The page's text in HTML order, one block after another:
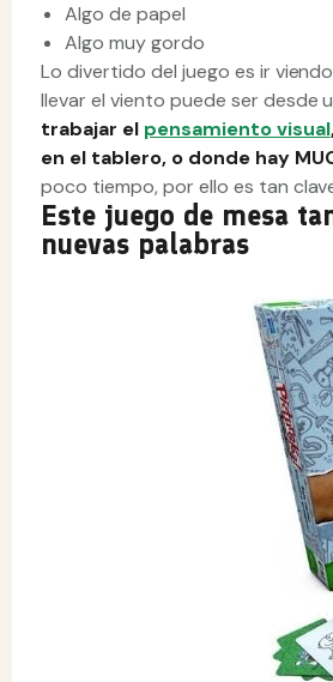
Algo de papel
Algo muy gordo
Lo divertido del juego es ir
llevar el viento puede ser desde
trabajar el pensamiento visual
en el tablero, o donde hay
poco tiempo, por ello es tan
Este juego de mesa
nuevas palabras